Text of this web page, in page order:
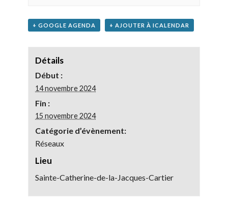
+ GOOGLE AGENDA + AJOUTER À ICALENDAR
Détails
Début :
14 novembre 2024
Fin :
15 novembre 2024
Catégorie d’évènement:
Réseaux
Lieu
Sainte-Catherine-de-la-Jacques-Cartier